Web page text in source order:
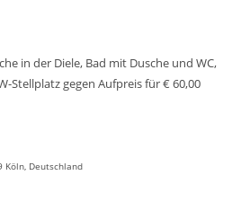
in der Diele, Bad mit Dusche und WC,
Stellplatz gegen Aufpreis für € 60,00
Köln, Deutschland